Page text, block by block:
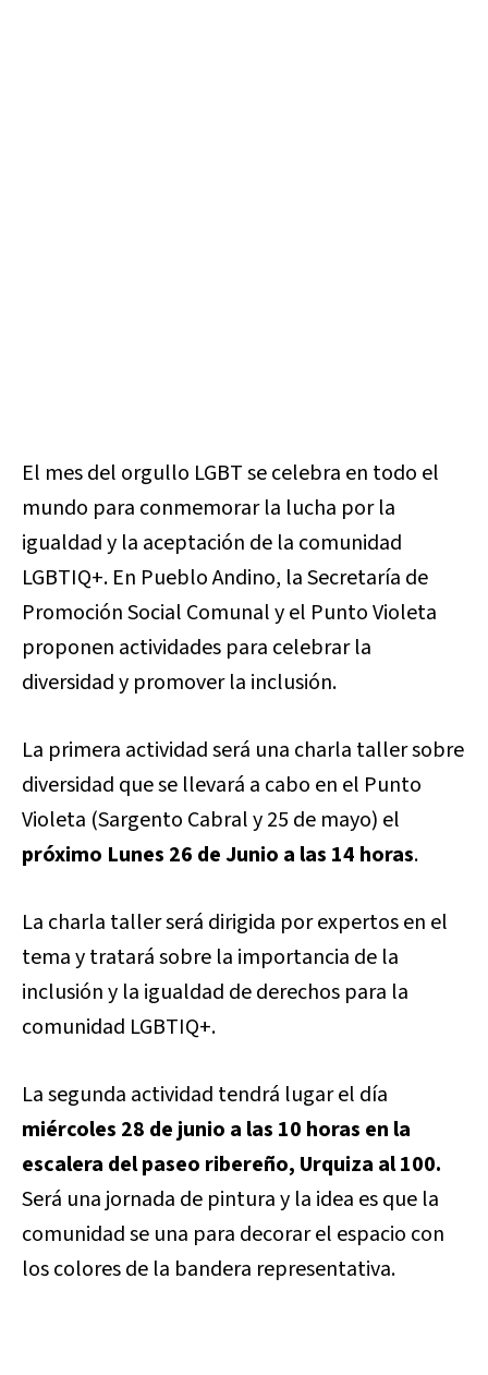
El mes del orgullo LGBT se celebra en todo el
mundo para conmemorar la lucha por la
igualdad y la aceptación de la comunidad
LGBTIQ+. En Pueblo Andino, la Secretaría de
Promoción Social Comunal y el Punto Violeta
proponen actividades para celebrar la
diversidad y promover la inclusión.
La primera actividad será una charla taller sobre
diversidad que se llevará a cabo en el Punto
Violeta (Sargento Cabral y 25 de mayo) el
próximo Lunes 26 de Junio ​​a las 14 horas.
La charla taller será dirigida por expertos en el
tema y tratará sobre la importancia de la
inclusión y la igualdad de derechos para la
comunidad LGBTIQ+.
La segunda actividad tendrá lugar el día
miércoles 28 de junio a las 10 horas en la
escalera del paseo ribereño, Urquiza al 100.
Será una jornada de pintura y la idea es que la
comunidad se una para decorar el espacio con
los colores de la bandera representativa.